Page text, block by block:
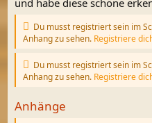
Du musst registriert sein im
Anhang zu sehen. Registriere
Du musst registriert sein im
Anhang zu sehen. Registriere
Anhänge